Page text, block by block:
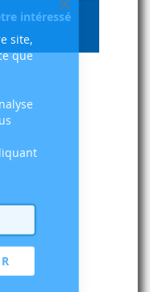
Fermer
site,
que
intéressé